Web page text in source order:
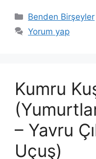
Kategoriler
Benden Birşeyler
Yorum yap
Kumru
– Yavru
Uçuş)